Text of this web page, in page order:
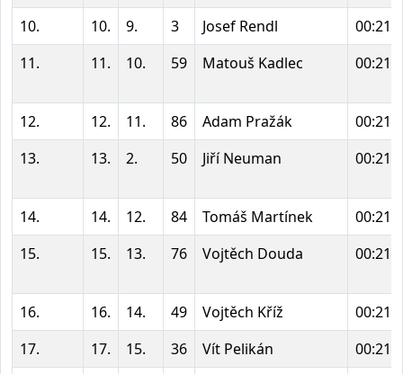
10.
10. 9. 3 Josef Rendl
11.
11. 10. 59 Matouš Kadlec
12. 12. 11. 86 Adam Pražák
13.
13. 2. 50 Jiří Neuman
14. 14. 12. 84 Tomáš Martínek
15.
15. 13. 76 Vojtěch Douda
16. 16. 14. 49 Vojtěch Kříž
17.
17. 15. 36 Vít Pelikán